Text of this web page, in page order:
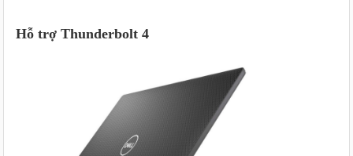
Hỗ trợ Thunderbolt 4